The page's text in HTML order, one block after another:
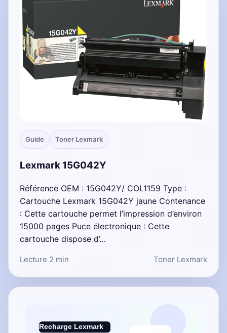
Guide Toner Lexmark
Lexmark 15G042Y
Référence OEM : 15G042Y/ COL1159 Type :
Cartouche Lexmark 15G042Y jaune Contenance
: Cette cartouche permet l’impression d’environ
15000 pages Puce électronique : Cette
cartouche dispose d’…
Lecture 2 min Toner Lexmark